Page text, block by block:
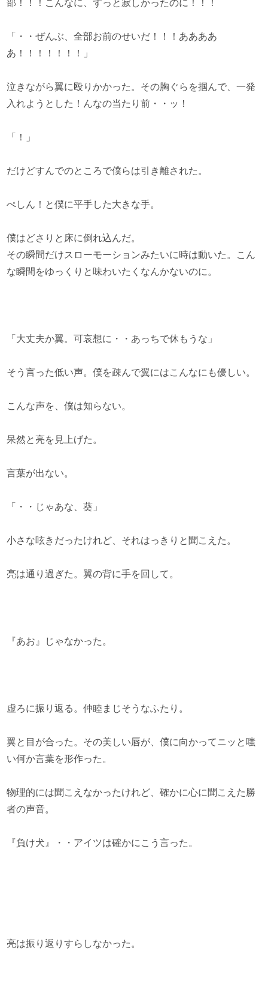
部！！！こんなに、ずっと寂しかったのに！！！
「・・ぜんぶ、全部お前のせいだ！！！ああああ
あ！！！！！！！」
泣きながら翼に殴りかかった。その胸ぐらを掴んで、一発
入れようとした！んなの当たり前・・ッ！
「！」
だけどすんでのところで僕らは引き離された。
ぺしん！と僕に平手した大きな手。
僕はどさりと床に倒れ込んだ。
その瞬間だけスローモーションみたいに時は動いた。こん
な瞬間をゆっくりと味わいたくなんかないのに。
「大丈夫か翼。可哀想に・・あっちで休もうな」
そう言った低い声。僕を疎んで翼にはこんなにも優しい。
こんな声を、僕は知らない。
呆然と亮を見上げた。
言葉が出ない。
「・・じゃあな、葵」
小さな呟きだったけれど、それはっきりと聞こえた。
亮は通り過ぎた。翼の背に手を回して。
『あお』じゃなかった。
虚ろに振り返る。仲睦まじそうなふたり。
翼と目が合った。その美しい唇が、僕に向かってニッと嗤
い何か言葉を形作った。
物理的には聞こえなかったけれど、確かに心に聞こえた勝
者の声音。
『負け犬』・・アイツは確かにこう言った。
亮は振り返りすらしなかった。